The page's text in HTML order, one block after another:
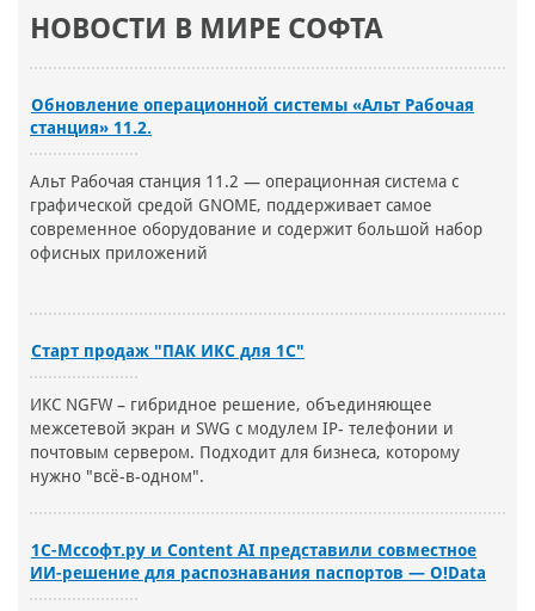
НОВОСТИ В МИРЕ СОФТА
Обновление операционной системы «Альт Рабочая
станция» 11.2.
Альт Рабочая станция 11.2 — операционная система с
графической средой GNOME, поддерживает самое
современное оборудование и содержит большой набор
офисных приложений
Старт продаж "ПАК ИКС для 1С"
ИКС NGFW – гибридное решение, объединяющее
межсетевой экран и SWG с модулем IP- телефонии и
почтовым сервером. Подходит для бизнеса, которому
нужно "всё-в-одном".
1С-Мссофт.ру и Content AI представили совместное
ИИ-решение для распознавания паспортов — O!Data